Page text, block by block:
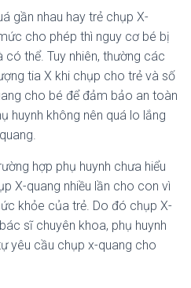
gần nhau hay trẻ chụp X-
cho phép thì nguy cơ bé bị
có thể. Tuy nhiên, thường các
tia X khi chụp cho trẻ và số
cho bé để đảm bảo an toàn
huynh không nên quá lo lắng
hợp phụ huynh chưa hiểu
X-quang nhiều lần cho con vì
khỏe của trẻ. Do đó chụp X-
sĩ chuyên khoa, phụ huynh
yêu cầu chụp x-quang cho